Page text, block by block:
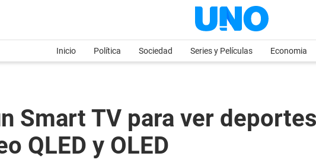
Inicio Política Sociedad Series y Películas Economia
Smart TV para ver
QLED y OLED